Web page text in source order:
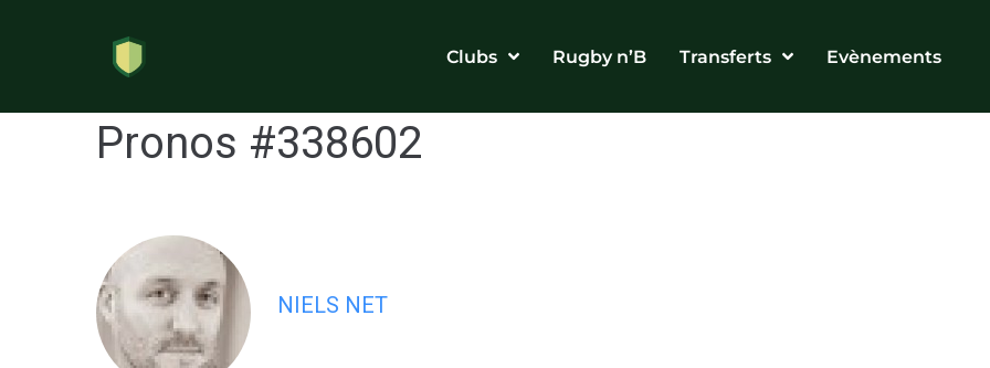
Clubs Rugby n’B Transferts Evènements
Pronos #338602
NIELS NET